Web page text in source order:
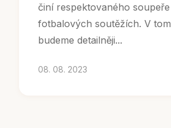
činí respektovaného
fotbalových soutěžích. V
budeme detailněji...
08. 08. 2023